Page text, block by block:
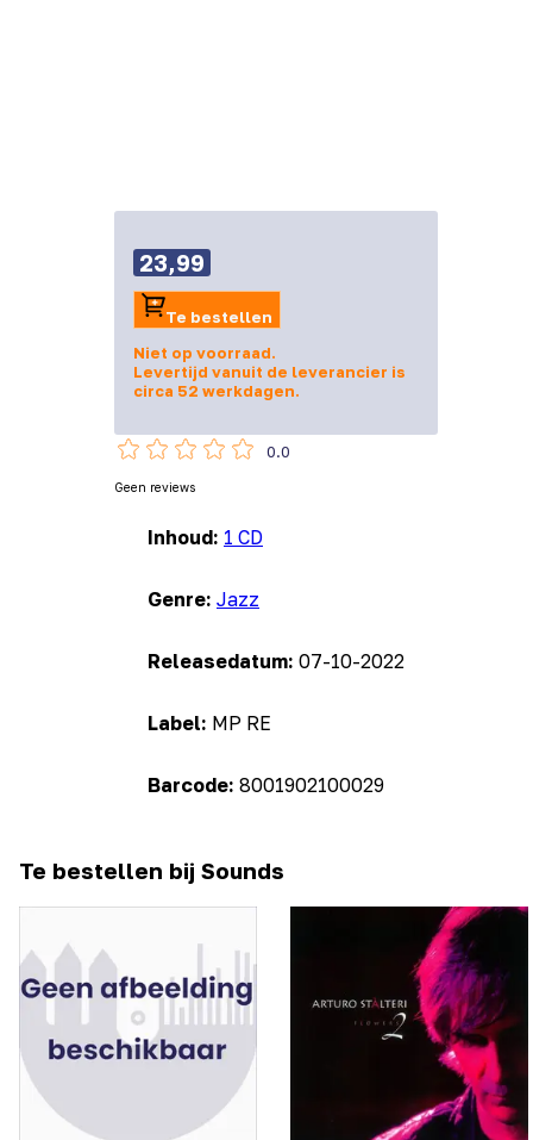
Inhoud: 1 CD
Genre: Jazz
Releasedatum: 07-10-2022
Label: MP RE
Barcode: 8001902100029
23,99
Te bestellen
Niet op voorraad.
Levertijd vanuit de leverancier is
circa 52 werkdagen.
0.0
Geen reviews
Te bestellen bij Sounds